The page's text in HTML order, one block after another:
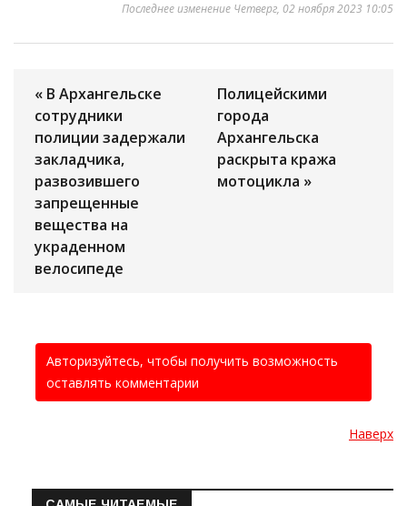
Последнее изменение Четверг, 02 ноября 2023 10:05
« В Архангельске
сотрудники
полиции задержали
закладчика,
развозившего
запрещенные
вещества на
украденном
велосипеде
Полицейскими
города
Архангельска
раскрыта кража
мотоцикла »
Авторизуйтесь, чтобы получить возможность
оставлять комментарии
Наверх